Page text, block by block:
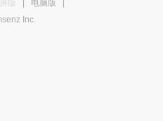
版 电脑版
Inc.